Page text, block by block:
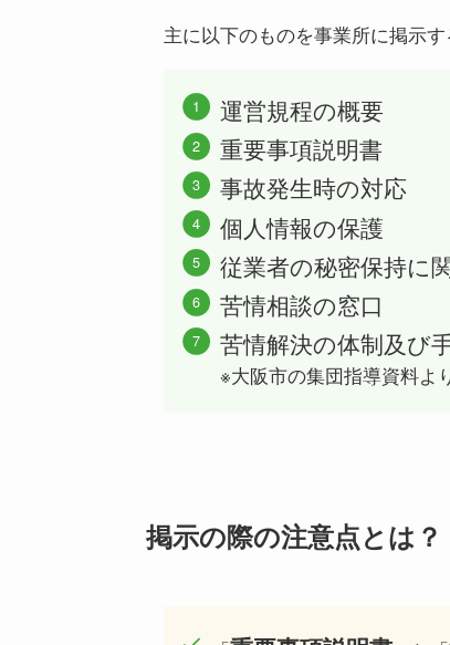
主に以下のものを事業所に掲示す
運営規程の概要
重要事項説明書
事故発生時の対応
個人情報の保護
従業者の秘密保持に
苦情相談の窓口
苦情解決の体制及び
※大阪市の集団指導資料よ
掲示の際の注意点とは？